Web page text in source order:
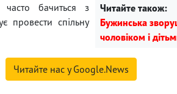
Читайте також:
Бужинська
чоловіком і
часто бачиться з
провести спільну
Читайте нас у Google.News